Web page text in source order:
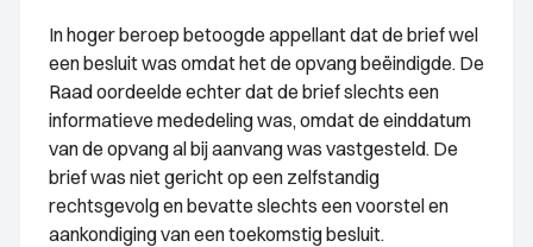
In hoger beroep betoogde appellant dat de brief wel
een besluit was omdat het de opvang beëindigde. De
Raad oordeelde echter dat de brief slechts een
informatieve mededeling was, omdat de einddatum
van de opvang al bij aanvang was vastgesteld. De
brief was niet gericht op een zelfstandig
rechtsgevolg en bevatte slechts een voorstel en
aankondiging van een toekomstig besluit.